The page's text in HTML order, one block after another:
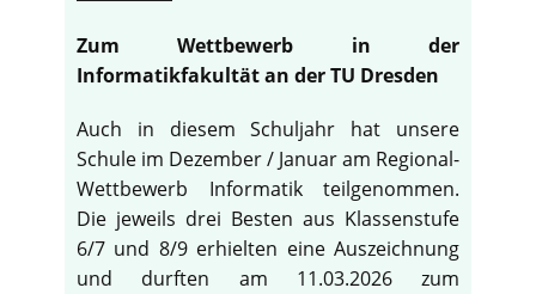
Zum Wettbewerb in der
Informatikfakultät an der TU Dresden
Auch in diesem Schuljahr hat unsere
Schule im Dezember / Januar am Regional-
Wettbewerb Informatik teilgenommen.
Die jeweils drei Besten aus Klassenstufe
6/7 und 8/9 erhielten eine Auszeichnung
und durften am 11.03.2026 zum